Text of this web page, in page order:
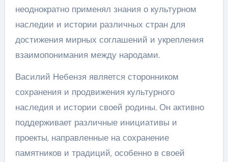
неоднократно применял знания о культурном
наследии и истории различных стран для
достижения мирных соглашений и укрепления
взаимопонимания между народами.
Василий Небензя является сторонником
сохранения и продвижения культурного
наследия и истории своей родины. Он активно
поддерживает различные инициативы и
проекты, направленные на сохранение
памятников и традиций, особенно в своей